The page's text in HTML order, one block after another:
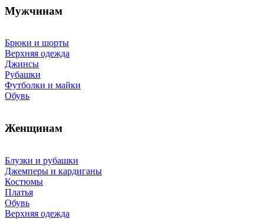
Мужчинам
Брюки и шорты
Верхняя одежда
Джинсы
Рубашки
Футболки и майки
Обувь
Женщинам
Блузки и рубашки
Джемперы и кардиганы
Костюмы
Платья
Обувь
Верхняя одежда